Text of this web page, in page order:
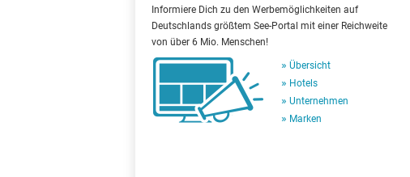
Informiere Dich zu den Werbemöglichkeiten auf
Deutschlands größtem See-Portal mit einer Reichweite
von über 6 Mio. Menschen!
Übersicht
Hotels
Unternehmen
Marken